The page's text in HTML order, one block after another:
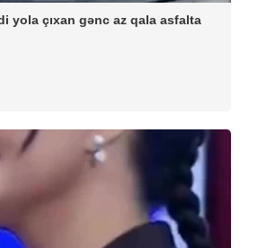
yola çıxan gənc az qala asfalta